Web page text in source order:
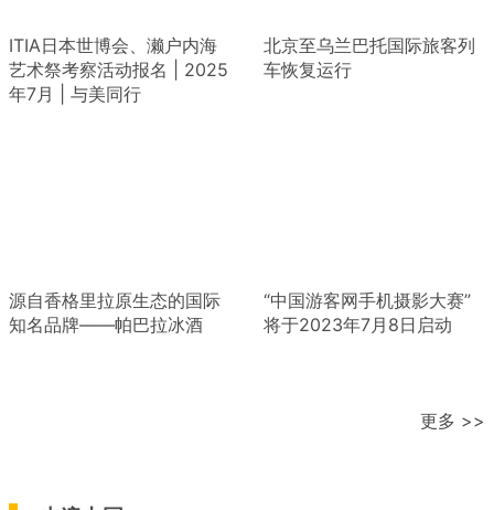
ITIA日本世博会、濑户内海
艺术祭考察活动报名 | 2025
年7月 | 与美同行
北京至乌兰巴托国际旅客列
车恢复运行
源自香格里拉原生态的国际
知名品牌——帕巴拉冰酒
“中国游客网手机摄影大赛”
将于2023年7月8日启动
更多 >>